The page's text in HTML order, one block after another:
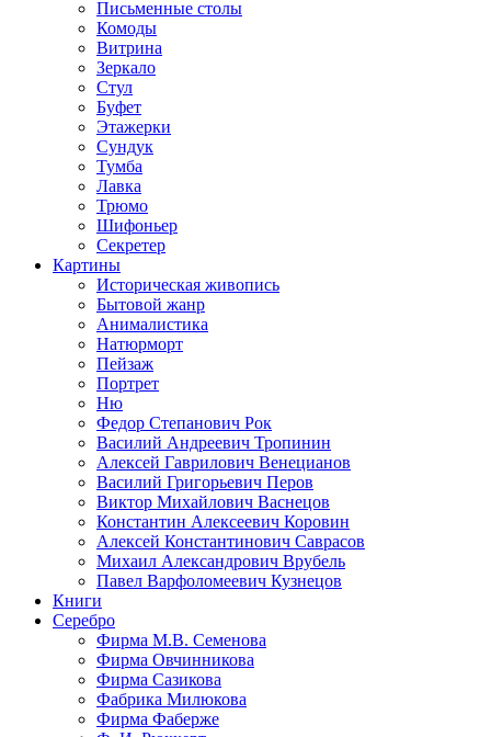
Письменные столы
Комоды
Витрина
Зеркало
Стул
Буфет
Этажерки
Сундук
Тумба
Лавка
Трюмо
Шифоньер
Секретер
Картины
Историческая живопись
Бытовой жанр
Анималистика
Натюрморт
Пейзаж
Портрет
Ню
Федор Степанович Рок
Василий Андреевич Тропинин
Алексей Гаврилович Венецианов
Василий Григорьевич Перов
Виктор Михайлович Васнецов
Константин Алексеевич Коровин
Алексей Константинович Саврасов
Михаил Александрович Врубель
Павел Варфоломеевич Кузнецов
Книги
Серебро
Фирма М.В. Семенова
Фирма Овчинникова
Фирма Сазикова
Фабрика Милюкова
Фирма Фаберже